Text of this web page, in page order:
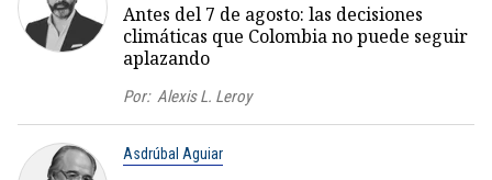
Antes del 7 de agosto: las decisiones
climáticas que Colombia no puede seguir
aplazando
Por: Alexis L. Leroy
Asdrúbal Aguiar